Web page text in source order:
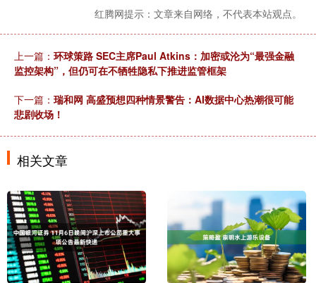
红腾网提示：文章来自网络，不代表本站观点。
上一篇： 环球策路 SEC主席Paul Atkins：加密或沦为“最强金融
监控架构”，但仍可在不牺牲隐私下推进监管框架
下一篇： 瑞和网 高盛预想四种情景警告：AI数据中心热潮很可能
悲剧收场！
相关文章